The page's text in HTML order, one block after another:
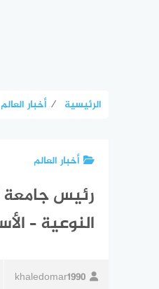
الرئيسية ⁄ أخبار العالم
أخبار العالم
رئيس جامعة
النوعية –
khaledomar1990